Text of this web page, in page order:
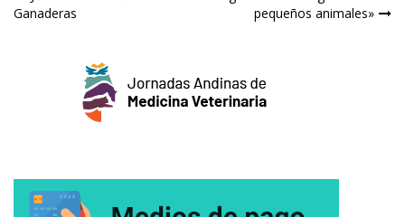
de
entradas
Ganaderas
pequeños animales»